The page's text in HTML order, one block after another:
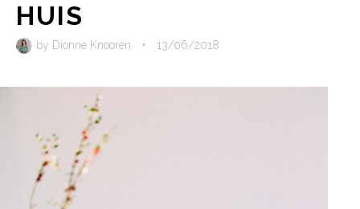
HUIS
by Dionne Knooren • 13/06/2018